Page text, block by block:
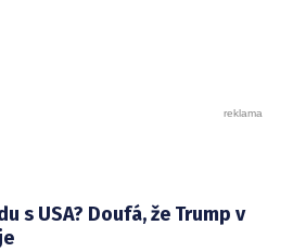
s USA? Doufá, že Trump v